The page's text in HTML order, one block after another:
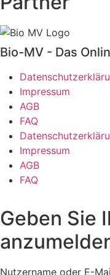
Bio-MV - Das
Impressum
AGB
FAQ
Impressum
AGB
FAQ
Geben Sie
Nutzername oder E-